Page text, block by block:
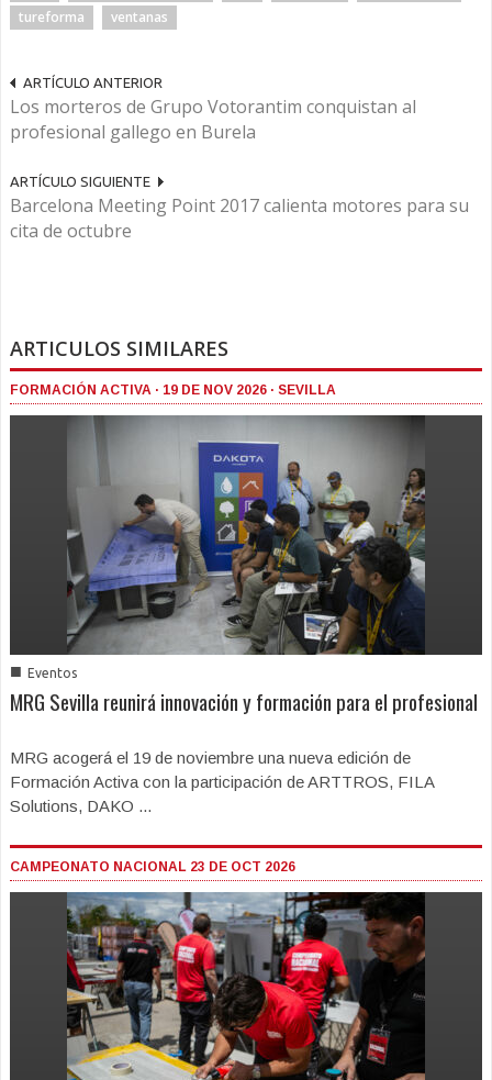
tureforma
ventanas
ARTÍCULO ANTERIOR
Los morteros de Grupo Votorantim conquistan al
profesional gallego en Burela
ARTÍCULO SIGUIENTE
Barcelona Meeting Point 2017 calienta motores para su
cita de octubre
ARTICULOS SIMILARES
FORMACIÓN ACTIVA · 19 DE NOV 2026 · SEVILLA
■ Eventos
MRG Sevilla reunirá innovación y formación para el profesional
MRG acogerá el 19 de noviembre una nueva edición de
Formación Activa con la participación de ARTTROS, FILA
Solutions, DAKO ...
CAMPEONATO NACIONAL 23 DE OCT 2026